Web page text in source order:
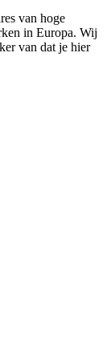
van hoge
in Europa. Wij
van dat je hier